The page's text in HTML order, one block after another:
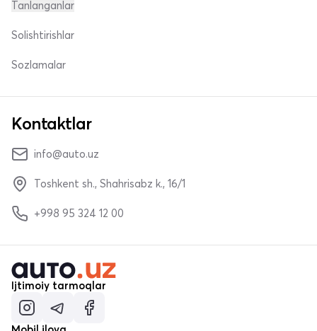
Tanlanganlar
Solishtirishlar
Sozlamalar
Kontaktlar
info@auto.uz
Toshkent sh., Shahrisabz k., 16/1
+998 95 324 12 00
Ijtimoiy tarmoqlar